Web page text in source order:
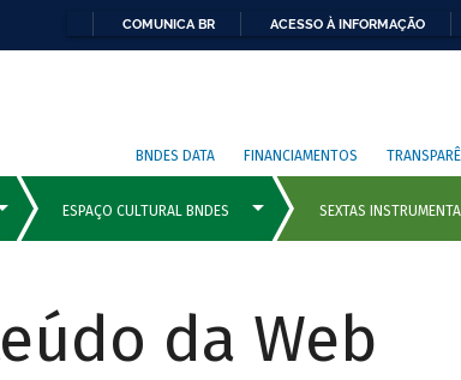
COMUNICA BR ACESSO À INFORMAÇÃO
BNDES DATA FINANCIAMENTOS
da Web